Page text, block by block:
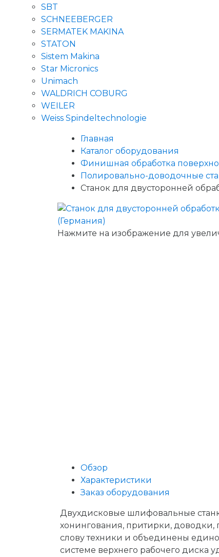
SBT
SCHNEEBERGER
SERMATEK MAKINA
STATON
Sistem Makina
Star Micronics
Unimach
WALDRICH COBURG
WEILER
Weiss Spindeltechnologie
Главная
Каталог оборудования
Финишная обработка
Полировально-доводочные
Станок для двусторонней
Нажмите на изображение для
Обзор
Характеристики
Заказ оборудования
Двухдисковые шлифовальные
хонингования, притирки, доводки,
слову техники и объединены
системе верхнего рабочего диска